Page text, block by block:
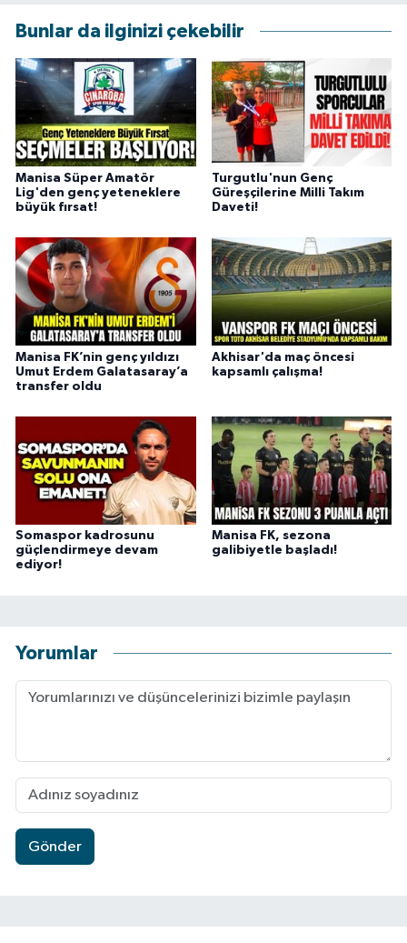
Bunlar da ilginizi çekebilir
Manisa Süper Amatör
Lig'den genç yeteneklere
büyük fırsat!
Turgutlu'nun Genç
Güreşçilerine Milli Takım
Daveti!
Manisa FK’nin genç yıldızı
Umut Erdem Galatasaray’a
transfer oldu
Akhisar'da maç öncesi
kapsamlı çalışma!
Somaspor kadrosunu
güçlendirmeye devam
ediyor!
Manisa FK, sezona
galibiyetle başladı!
Yorumlar
Gönder